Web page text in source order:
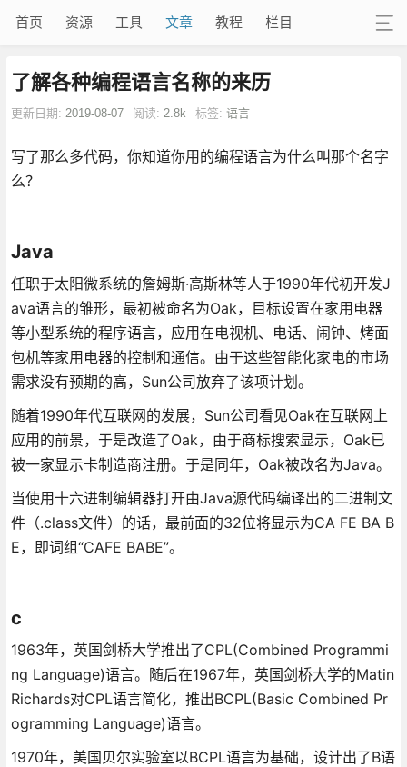
首页 资源 工具 文章 教程 栏目
了解各种编程语言名称的来历
更新日期: 2019-08-07 阅读: 2.8k 标签: 语言
写了那么多代码，你知道你用的编程语言为什么叫那个名字
么？
Java
任职于太阳微系统的詹姆斯·高斯林等人于1990年代初开发J
ava语言的雏形，最初被命名为Oak，目标设置在家用电器
等小型系统的程序语言，应用在电视机、电话、闹钟、烤面
包机等家用电器的控制和通信。由于这些智能化家电的市场
需求没有预期的高，Sun公司放弃了该项计划。
随着1990年代互联网的发展，Sun公司看见Oak在互联网上
应用的前景，于是改造了Oak，由于商标搜索显示，Oak已
被一家显示卡制造商注册。于是同年，Oak被改名为Java。
当使用十六进制编辑器打开由Java源代码编译出的二进制文
件（.class文件）的话，最前面的32位将显示为CA FE BA B
E，即词组“CAFE BABE”。
c
1963年，英国剑桥大学推出了CPL(Combined Programmi
ng Language)语言。随后在1967年，英国剑桥大学的Matin
Richards对CPL语言简化，推出BCPL(Basic Combined Pr
ogramming Language)语言。
1970年，美国贝尔实验室以BCPL语言为基础，设计出了B语